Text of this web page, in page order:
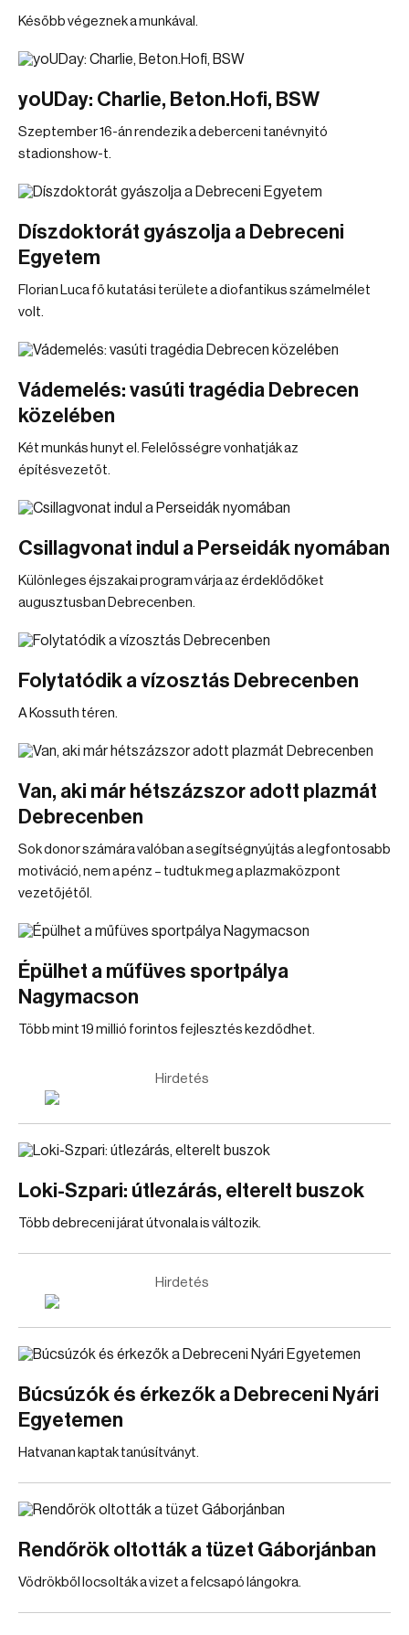
Később végeznek a munkával.
yoUDay: Charlie, Beton.Hofi, BSW
Szeptember 16-án rendezik a deberceni tanévnyitó
stadionshow-t.
Díszdoktorát gyászolja a Debreceni
Egyetem
Florian Luca fő kutatási területe a diofantikus számelmélet
volt.
Vádemelés: vasúti tragédia Debrecen
közelében
Két munkás hunyt el. Felelősségre vonhatják az
építésvezetőt.
Csillagvonat indul a Perseidák nyomában
Különleges éjszakai program várja az érdeklődőket
augusztusban Debrecenben.
Folytatódik a vízosztás Debrecenben
A Kossuth téren.
Van, aki már hétszázszor adott plazmát
Debrecenben
Sok donor számára valóban a segítségnyújtás a legfontosabb
motiváció, nem a pénz – tudtuk meg a plazmaközpont
vezetőjétől.
Épülhet a műfüves sportpálya
Nagymacson
Több mint 19 millió forintos fejlesztés kezdődhet.
Hirdetés
Loki-Szpari: útlezárás, elterelt buszok
Több debreceni járat útvonala is változik.
Hirdetés
Búcsúzók és érkezők a Debreceni Nyári
Egyetemen
Hatvanan kaptak tanúsítványt.
Rendőrök oltották a tüzet Gáborjánban
Vödrökből locsolták a vizet a felcsapó lángokra.